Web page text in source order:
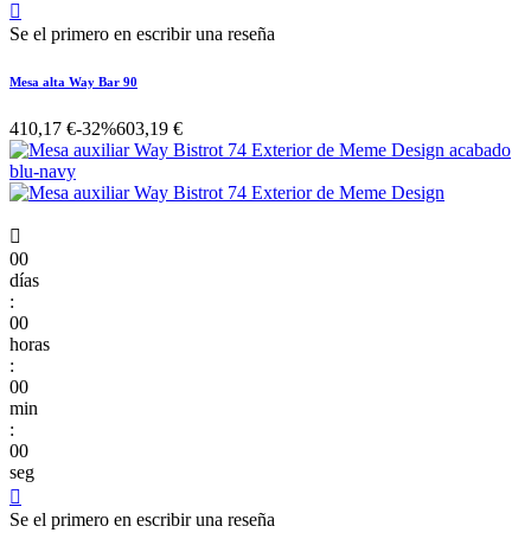

Se el primero en escribir una reseña
Mesa alta Way Bar 90
410,17 €-32%603,19 €

00
días
:
00
horas
:
00
min
:
00
seg

Se el primero en escribir una reseña